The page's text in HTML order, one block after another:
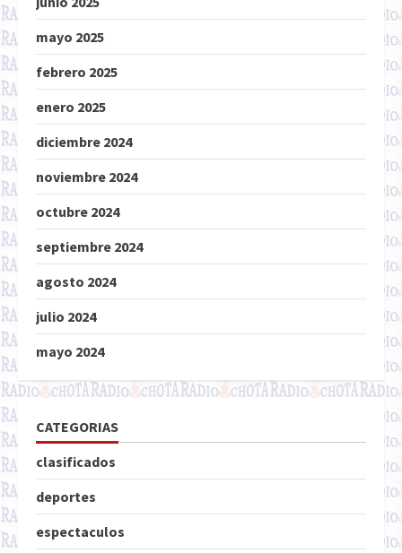
mayo 2025
febrero 2025
enero 2025
diciembre 2024
noviembre 2024
octubre 2024
septiembre 2024
agosto 2024
julio 2024
mayo 2024
CATEGORIAS
clasificados
deportes
espectaculos